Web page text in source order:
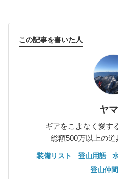
この記事を書いた人
ヤ
ギアをこよなく愛す
総額500万以上の
装備リスト 登山用語
登山仲